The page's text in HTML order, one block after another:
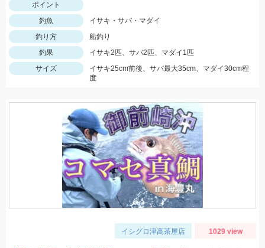
ポイント
釣魚
イサキ・サバ・マダイ
釣り方
船釣り
釣果
イサキ2匹、サバ2匹、マダイ1匹
サイズ
イサキ25cm前後、サバ最大35cm、マダイ30cm程
度
イシグロ津高茶屋店 1029 view